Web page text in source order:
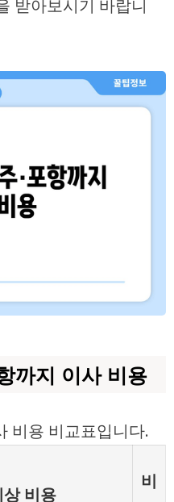
받아보시기 바랍니
까지 이사 비용
비용 비교표입니다.
상 비용
비